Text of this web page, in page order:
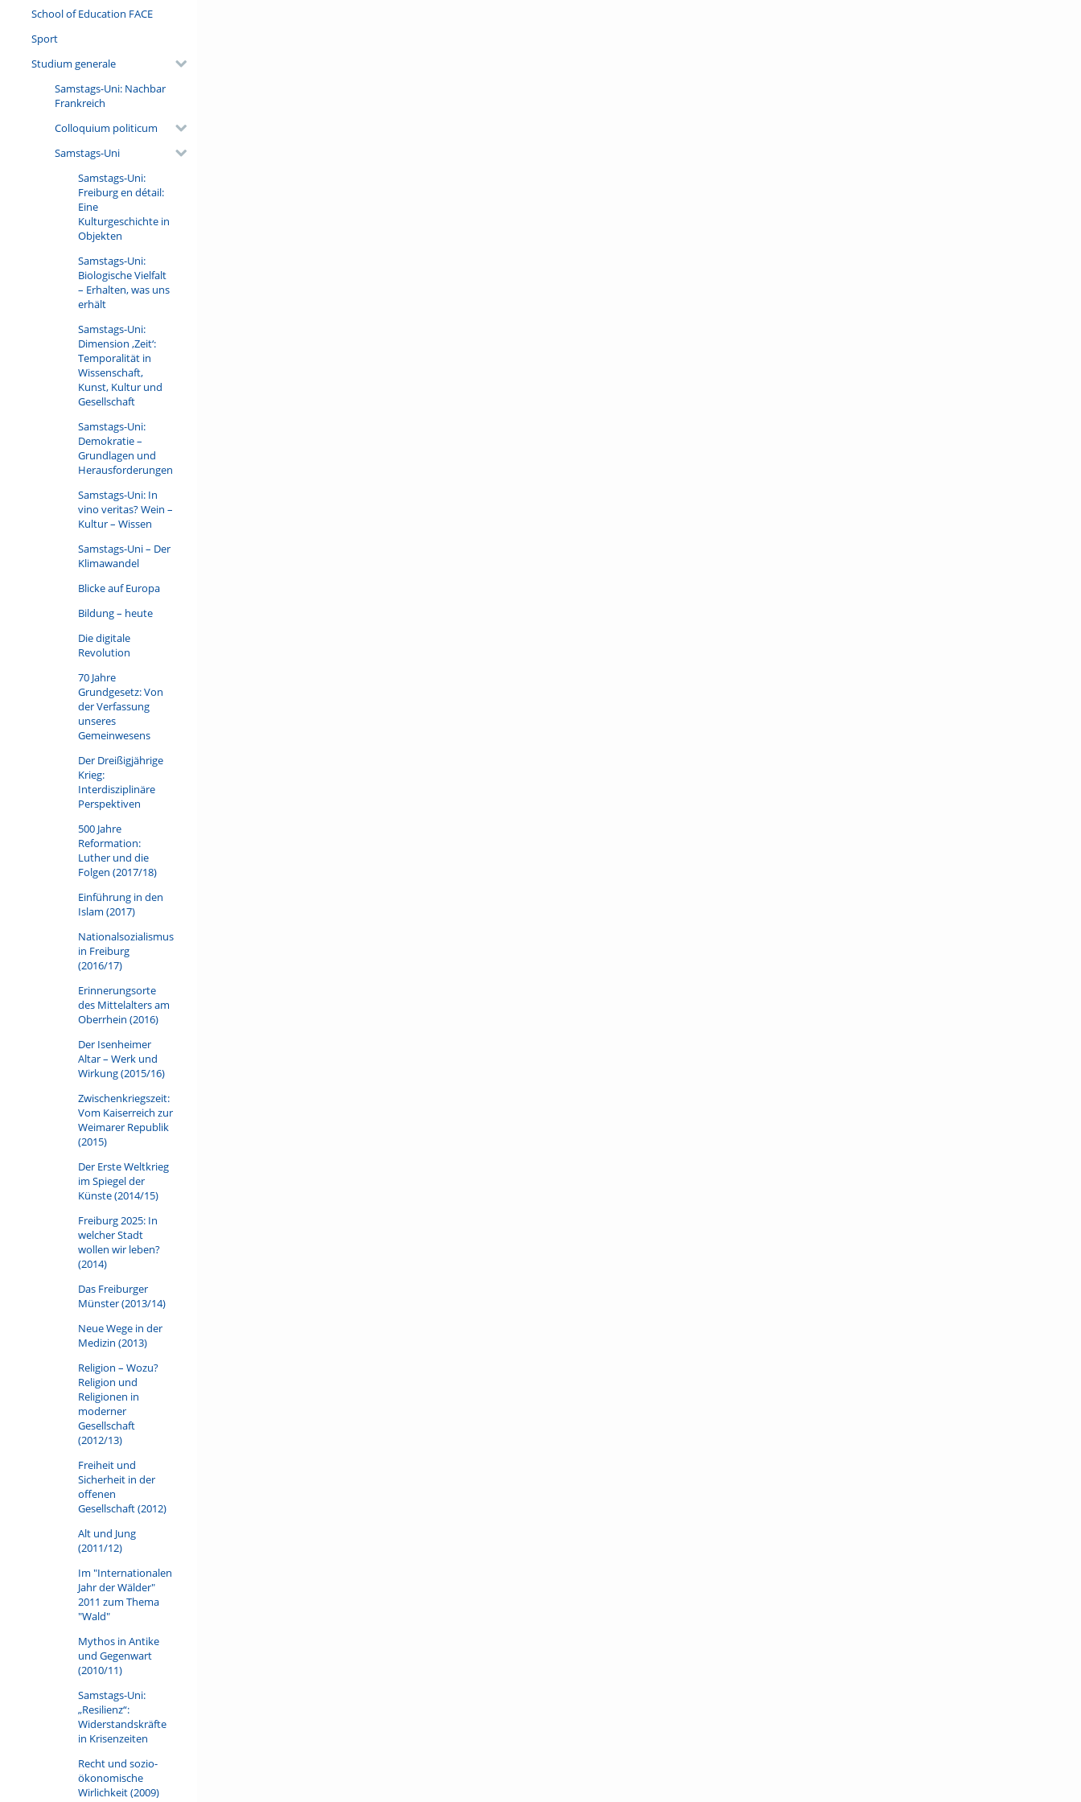
School of Education FACE
Sport
Studium generale
Samstags-Uni: Nachbar
Frankreich
Colloquium politicum
Samstags-Uni
Samstags-Uni:
Freiburg en détail:
Eine
Kulturgeschichte in
Objekten
Samstags-Uni:
Biologische Vielfalt
– Erhalten, was uns
erhält
Samstags-Uni:
Dimension ‚Zeit‘:
Temporalität in
Wissenschaft,
Kunst, Kultur und
Gesellschaft
Samstags-Uni:
Demokratie –
Grundlagen und
Herausforderungen
Samstags-Uni: In
vino veritas? Wein –
Kultur – Wissen
Samstags-Uni – Der
Klimawandel
Blicke auf Europa
Bildung – heute
Die digitale
Revolution
70 Jahre
Grundgesetz: Von
der Verfassung
unseres
Gemeinwesens
Der Dreißigjährige
Krieg:
Interdisziplinäre
Perspektiven
500 Jahre
Reformation:
Luther und die
Folgen (2017/18)
Einführung in den
Islam (2017)
Nationalsozialismus
in Freiburg
(2016/17)
Erinnerungsorte
des Mittelalters am
Oberrhein (2016)
Der Isenheimer
Altar – Werk und
Wirkung (2015/16)
Zwischenkriegszeit:
Vom Kaiserreich zur
Weimarer Republik
(2015)
Der Erste Weltkrieg
im Spiegel der
Künste (2014/15)
Freiburg 2025: In
welcher Stadt
wollen wir leben?
(2014)
Das Freiburger
Münster (2013/14)
Neue Wege in der
Medizin (2013)
Religion – Wozu?
Religion und
Religionen in
moderner
Gesellschaft
(2012/13)
Freiheit und
Sicherheit in der
offenen
Gesellschaft (2012)
Alt und Jung
(2011/12)
Im "Internationalen
Jahr der Wälder"
2011 zum Thema
"Wald"
Mythos in Antike
und Gegenwart
(2010/11)
Samstags-Uni:
„Resilienz“:
Widerstandskräfte
in Krisenzeiten
Recht und sozio-
ökonomische
Wirlichkeit (2009)